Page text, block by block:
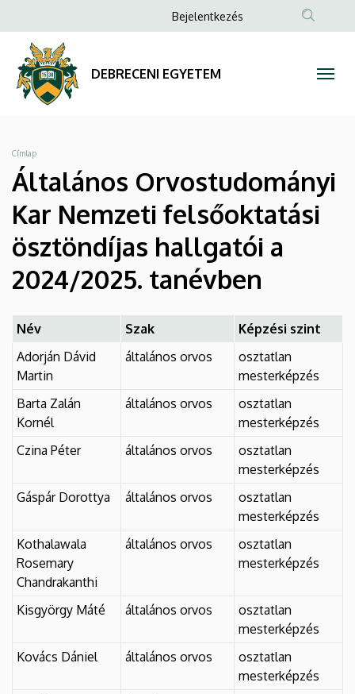
Orvostudományi
Kar
Nemzeti
felsőoktatási
ösztöndíjas
hallgatói
a
2024/2025.
tanévben
DEBRECENI
EGYETEM
a
tartalomra
Anonim
menüje
Bejelentkezés
DEBRECENI EGYETEM
Morzsa
Címlap
Általános Orvostudományi
Kar Nemzeti felsőoktatási
ösztöndíjas hallgatói a
2024/2025. tanévben
Név Szak
Képzési szint
Adorján Dávid
Martin
általános orvos
osztatlan
mesterképzés
Barta Zalán
Kornél
általános orvos
osztatlan
mesterképzés
Czina Péter
általános orvos
osztatlan
mesterképzés
Gáspár Dorottya
általános orvos
osztatlan
mesterképzés
Kothalawala
Rosemary
Chandrakanthi
általános orvos
osztatlan
mesterképzés
Kisgyörgy Máté általános orvos
osztatlan
mesterképzés
Kovács Dániel
általános orvos
osztatlan
mesterképzés